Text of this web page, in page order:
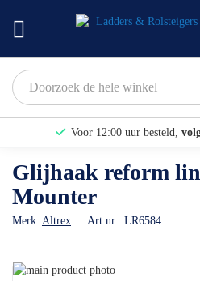
Voor 12:00 uur besteld,
Bekijk hier onze
Glijhaak reform
Mounter
Merk: Altrex Art.nr.: LR6584
Ga